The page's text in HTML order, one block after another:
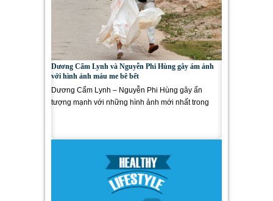
Dương Cẩm Lynh và Nguyễn Phi Hùng gây ám ảnh
với hình ảnh máu me bê bết
Dương Cẩm Lynh – Nguyễn Phi Hùng gây ấn
tượng mạnh với những hình ảnh mới nhất trong